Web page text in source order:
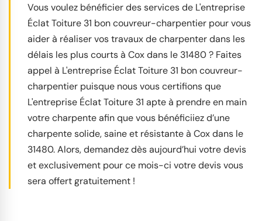
Vous voulez bénéficier des services de L'entreprise
Éclat Toiture 31 bon couvreur-charpentier pour vous
aider à réaliser vos travaux de charpenter dans les
délais les plus courts à Cox dans le 31480 ? Faites
appel à L'entreprise Éclat Toiture 31 bon couvreur-
charpentier puisque nous vous certifions que
L'entreprise Éclat Toiture 31 apte à prendre en main
votre charpente afin que vous bénéficiiez d’une
charpente solide, saine et résistante à Cox dans le
31480. Alors, demandez dès aujourd’hui votre devis
et exclusivement pour ce mois-ci votre devis vous
sera offert gratuitement !